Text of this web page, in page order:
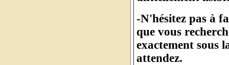
-N'hésitez pas à
que vous
exactement sous
attendez.